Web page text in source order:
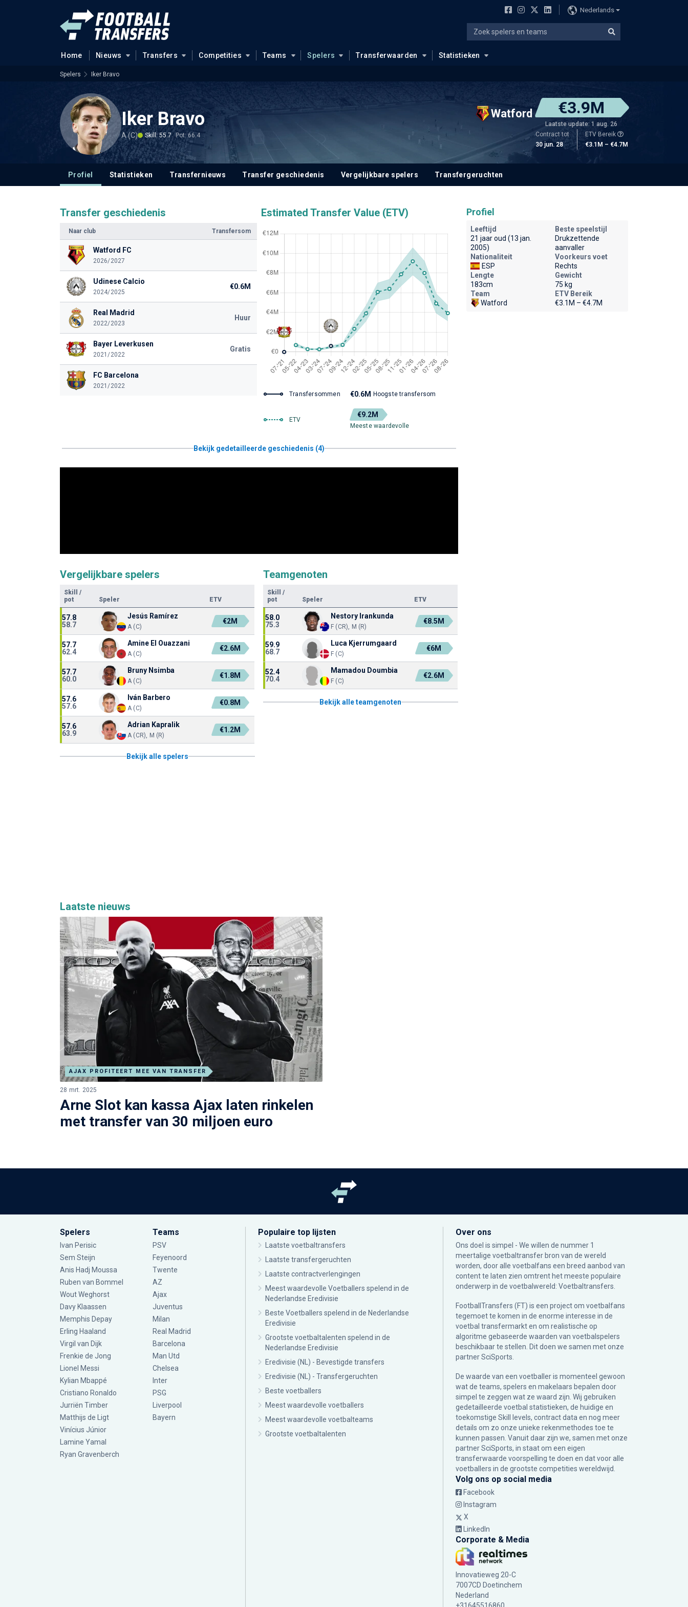
Nederlands
Home Nieuws Transfers Competities Teams Spelers Transferwaarden Statistieken
Spelers Iker Bravo
Iker Bravo
A (C) Skill: 55.7 Pot: 66.4
Watford €3.9M
Laatste update: 1 aug. 26
Contract tot
30 jun. 28
ETV Bereik
€3.1M – €4.7M
Profiel Statistieken Transfernieuws Transfer geschiedenis Vergelijkbare spelers Transfergeruchten
Transfer geschiedenis
Naar club Transfersom
Watford FC
2026/2027
Udinese Calcio
2024/2025
€0.6M
Real Madrid
2022/2023
Huur
Bayer Leverkusen
2021/2022
Gratis
FC Barcelona
2021/2022
Estimated Transfer Value (ETV)
Transfersommen €0.6M Hoogste transfersom
ETV
€9.2M
Meeste waardevolle
Bekijk gedetailleerde geschiedenis (4)
Vergelijkbare spelers
Skill
/
pot
Speler ETV
57.8
58.7
Jesús Ramírez
A (C)
€2M
57.7
62.4
Amine El Ouazzani
A (C)
€2.6M
57.7
60.0
Bruny Nsimba
A (C)
€1.8M
57.6
57.6
Iván Barbero
A (C)
€0.8M
57.6
63.9
Adrian Kapralik
A (CR), M (R)
€1.2M
Bekijk alle spelers
Teamgenoten
Skill
/
pot
Speler ETV
58.0
75.3
Nestory Irankunda
F (CR), M (R)
€8.5M
59.9
68.7
Luca Kjerrumgaard
F (C)
€6M
52.4
70.4
Mamadou Doumbia
F (C)
€2.6M
Bekijk alle teamgenoten
Laatste nieuws
AJAX PROFITEERT MEE VAN TRANSFER
28 mrt. 2025
Arne Slot kan kassa Ajax laten rinkelen
met transfer van 30 miljoen euro
Profiel
Leeftijd
21 jaar oud (13 jan.
2005)
Beste speelstijl
Drukzettende
aanvaller
Nationaliteit
ESP
Voorkeurs voet
Rechts
Lengte
183cm
Gewicht
75 kg
Team
Watford
ETV Bereik
€3.1M – €4.7M
Spelers
Ivan Perisic
Sem Steijn
Anis Hadj Moussa
Ruben van Bommel
Wout Weghorst
Davy Klaassen
Memphis Depay
Erling Haaland
Virgil van Dijk
Frenkie de Jong
Lionel Messi
Kylian Mbappé
Cristiano Ronaldo
Jurriën Timber
Matthijs de Ligt
Vinícius Júnior
Lamine Yamal
Ryan Gravenberch
Teams
PSV
Feyenoord
Twente
AZ
Ajax
Juventus
Milan
Real Madrid
Barcelona
Man Utd
Chelsea
Inter
PSG
Liverpool
Bayern
Populaire top lijsten
Laatste voetbaltransfers
Laatste transfergeruchten
Laatste contractverlengingen
Meest waardevolle Voetballers spelend in de
Nederlandse Eredivisie
Beste Voetballers spelend in de Nederlandse
Eredivisie
Grootste voetbaltalenten spelend in de
Nederlandse Eredivisie
Eredivisie (NL) - Bevestigde transfers
Eredivisie (NL) - Transfergeruchten
Beste voetballers
Meest waardevolle voetballers
Meest waardevolle voetbalteams
Grootste voetbaltalenten
Over ons
Ons doel is simpel - We willen de nummer 1
meertalige voetbaltransfer bron van de wereld
worden, door alle voetbalfans een breed aanbod van
content te laten zien omtrent het meeste populaire
onderwerp in de voetbalwereld: Voetbaltransfers.
FootballTransfers (FT) is een project om voetbalfans
tegemoet te komen in de enorme interesse in de
voetbal transfermarkt en om realistische op
algoritme gebaseerde waarden van voetbalspelers
beschikbaar te stellen. Dit doen we samen met onze
partnerSciSports.
De waarde van een voetballer is momenteel gewoon
wat de teams, spelers en makelaars bepalen door
simpel te zeggen wat ze waard zijn. Wij gebruiken
gedetailleerde voetbal statistieken, de huidige en
toekomstige Skill levels, contract data en nog meer
details om zo onze unieke rekenmethodes toe te
kunnen passen. Vanuit daar zijn we, samen met onze
partner SciSports, in staat om een eigen
transferwaarde voorspelling te doen en dat voor alle
voetballers in de grootste competities wereldwijd.
Volg ons op social media
Facebook
Instagram
X
LinkedIn
Corporate & Media
Innovatieweg 20-C
7007CD Doetinchem
Nederland